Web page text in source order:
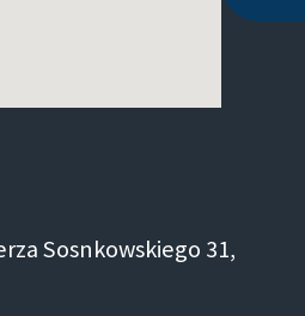
Sosnkowskiego 31,